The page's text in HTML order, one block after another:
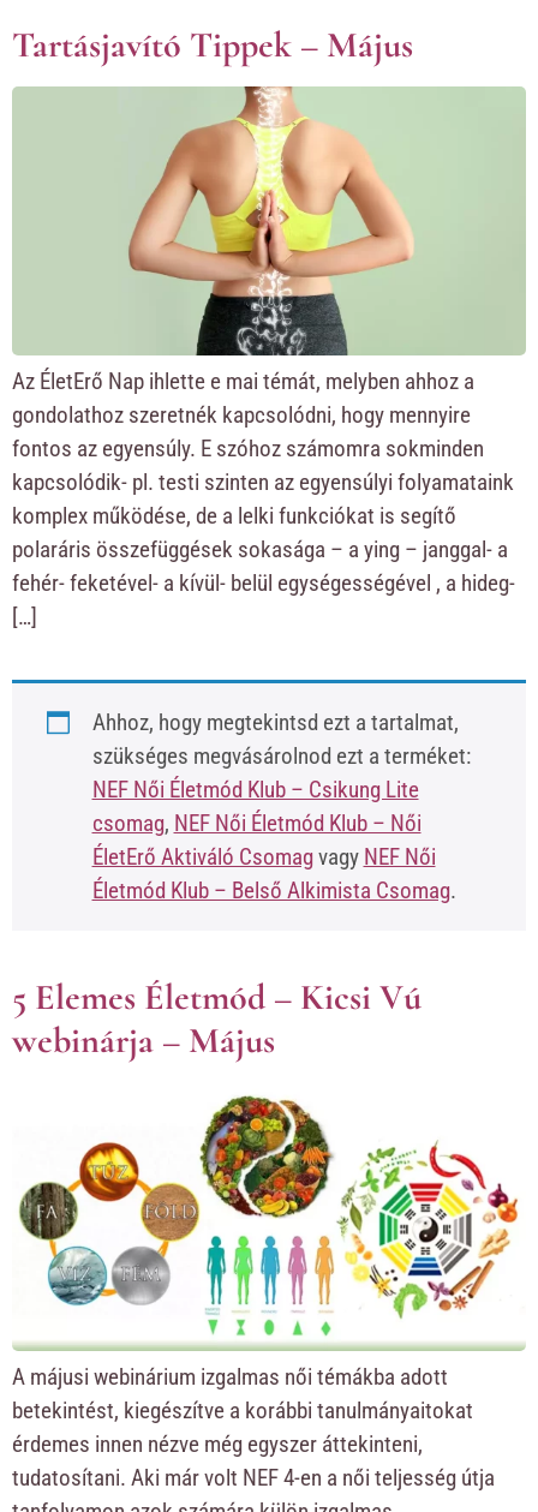
Tartásjavító Tippek – Május
Az ÉletErő Nap ihlette e mai témát, melyben ahhoz a
gondolathoz szeretnék kapcsolódni, hogy mennyire
fontos az egyensúly. E szóhoz számomra sokminden
kapcsolódik- pl. testi szinten az egyensúlyi folyamataink
komplex működése, de a lelki funkciókat is segítő
polaráris összefüggések sokasága – a ying – janggal- a
fehér- feketével- a kívül- belül egységességével , a hideg-
[…]
Ahhoz, hogy megtekintsd ezt a tartalmat,
szükséges megvásárolnod ezt a terméket:
NEF Női Életmód Klub – Csikung Lite
csomag, NEF Női Életmód Klub – Női
ÉletErő Aktiváló Csomagvagy NEF Női
Életmód Klub – Belső Alkimista Csomag.
5 Elemes Életmód – Kicsi Vú
webinárja – Május
A májusi webinárium izgalmas női témákba adott
betekintést, kiegészítve a korábbi tanulmányaitokat
érdemes innen nézve még egyszer áttekinteni,
tudatosítani. Aki már volt NEF 4-en a női teljesség útja